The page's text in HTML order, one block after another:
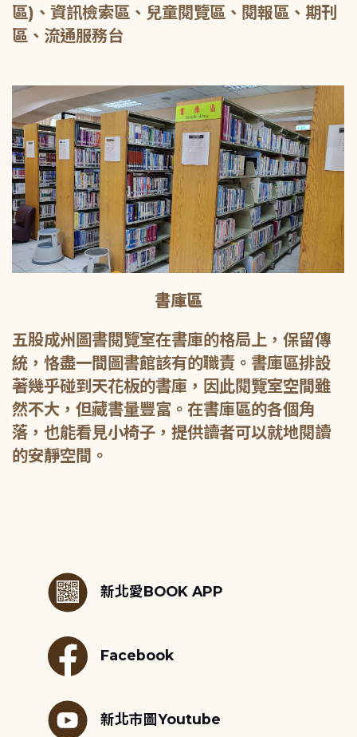
區)、資訊檢索區、兒童閱覽區、閱報區、期刊
區、流通服務台
書庫區
五股成州圖書閱覽室在書庫的格局上，保留傳
統，恪盡一間圖書館該有的職責。書庫區排設
著幾乎碰到天花板的書庫，因此閱覽室空間雖
然不大，但藏書量豐富。在書庫區的各個角
落，也能看見小椅子，提供讀者可以就地閱讀
的安靜空間。
新北愛BOOK APP
Facebook
新北市圖Youtube